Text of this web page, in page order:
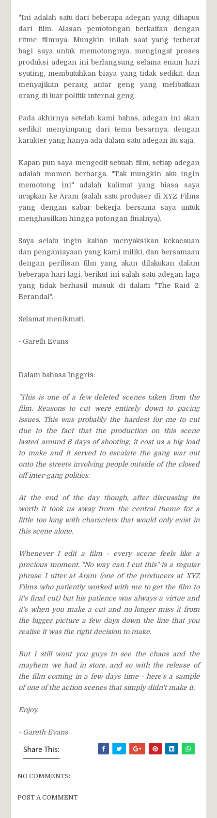
"Ini adalah satu dari beberapa adegan yang dihapus
dari film. Alasan pemotongan berkaitan dengan
ritme filmnya. Mungkin inilah saat yang terberat
bagi saya untuk memotongnya, mengingat proses
produksi adegan ini berlangsung selama enam hari
syuting, membutuhkan biaya yang tidak sedikit, dan
menyajikan perang antar geng yang melibatkan
orang di luar politik internal geng.
Pada akhirnya setelah kami bahas, adegan ini akan
sedikit menyimpang dari tema besarnya, dengan
karakter yang hanya ada dalam satu adegan itu saja.
Kapan pun saya mengedit sebuah film, setiap adegan
adalah momen berharga. "Tak mungkin aku ingin
memotong ini" adalah kalimat yang biasa saya
ucapkan ke Aram (salah satu produser di XYZ Films
yang dengan sabar bekerja bersama saya untuk
menghasilkan hingga potongan finalnya).
Saya selalu ingin kalian menyaksikan kekacauan
dan penganiayaan yang kami miliki, dan bersamaan
dengan perilisan film yang akan dilakukan dalam
beberapa hari lagi, berikut ini salah satu adegan laga
yang tidak berhasil masuk di dalam "The Raid 2:
Berandal".
Selamat menikmati.
- Gareth Evans
Dalam bahasa Inggris:
"This is one of a few deleted scenes taken from the
film. Reasons to cut were entirely down to pacing
issues. This was probably the hardest for me to cut
due to the fact that the production on this scene
lasted around 6 days of shooting, it cost us a big load
to make and it served to escalate the gang war out
onto the streets involving people outside of the closed
off inter-gang politics.
At the end of the day though, after discussing its
worth it took us away from the central theme for a
little too long with characters that would only exist in
this scene alone.
Whenever I edit a film - every scene feels like a
precious moment. "No way can I cut this" is a regular
phrase I utter at Aram (one of the producers at XYZ
Films who patiently worked with me to get the film to
it's final cut) but his patience was always a virtue and
it's when you make a cut and no longer miss it from
the bigger picture a few days down the line that you
realise it was the right decision to make.
But I still want you guys to see the chaos and the
mayhem we had in store, and so with the release of
the film coming in a few days time - here's a sample
of one of the action scenes that simply didn't make it.
Enjoy.
- Gareth Evans
Share This:
NO COMMENTS:
POST A COMMENT